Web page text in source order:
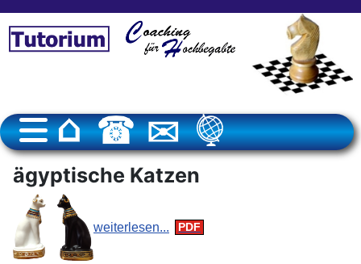
ägyptische Katzen
weiterlesen...